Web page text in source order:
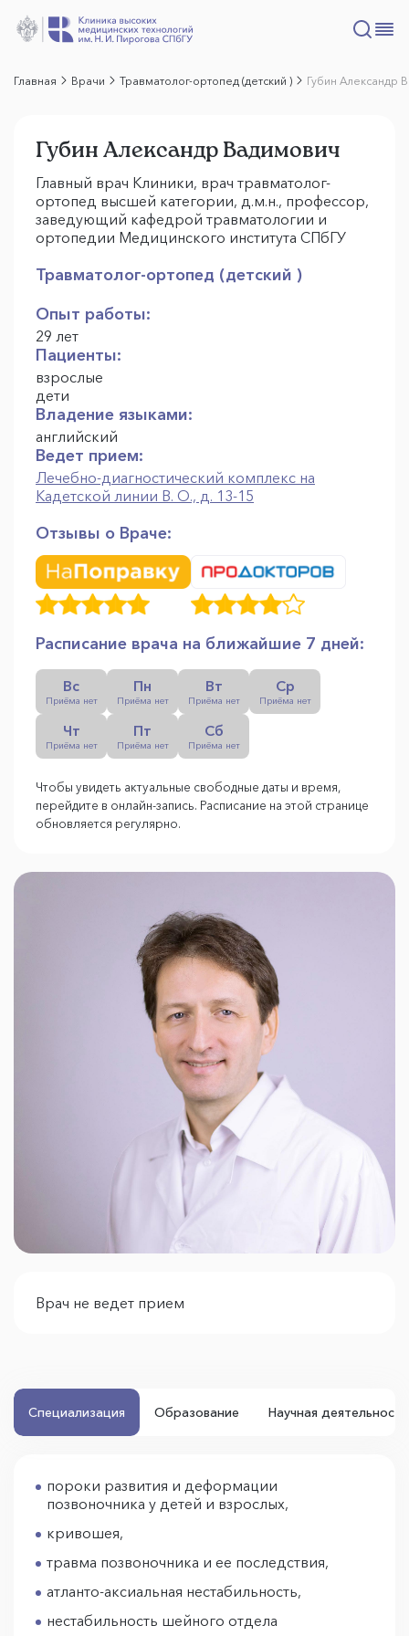
Главная Врачи Травматолог-ортопед (детский ) Губин Александр
Губин Александр Вадимович
Главный врач Клиники, врач травматолог-
ортопед высшей категории, д.м.н., профессор,
заведующий кафедрой травматологии и
ортопедии Медицинского института СПбГУ
Травматолог-ортопед (детский )
Опыт работы:
29 лет
Пациенты:
взрослые
дети
Владение языками:
английский
Ведет прием:
Лечебно-диагностический комплекс на
Кадетской линии В. О., д. 13-15
Отзывы о Враче:
Расписание врача на ближайшие 7 дней:
Вс
Приёма нет
Пн
Приёма нет
Вт
Приёма нет
Ср
Приёма нет
Чт
Приёма нет
Пт
Приёма нет
Сб
Приёма нет
Чтобы увидеть актуальные свободные даты и время,
перейдите в онлайн-запись. Расписание на этой странице
обновляется регулярно.
Врач не ведет прием
Специализация Образование Научная деятельность
пороки развития и деформации
позвоночника у детей и взрослых,
кривошея,
травма позвоночника и ее последствия,
атланто-аксиальная нестабильность,
нестабильность шейного отдела